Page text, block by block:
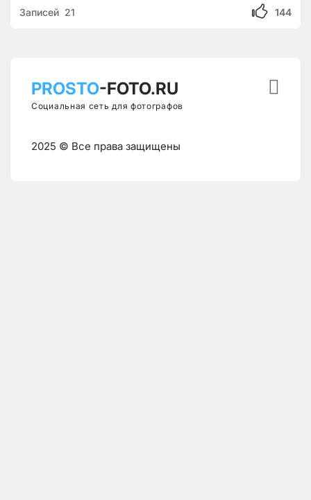
144
Записей 21
PROSTO-FOTO.RU
Социальная сеть для фотографов
2025 © Все права защищены
